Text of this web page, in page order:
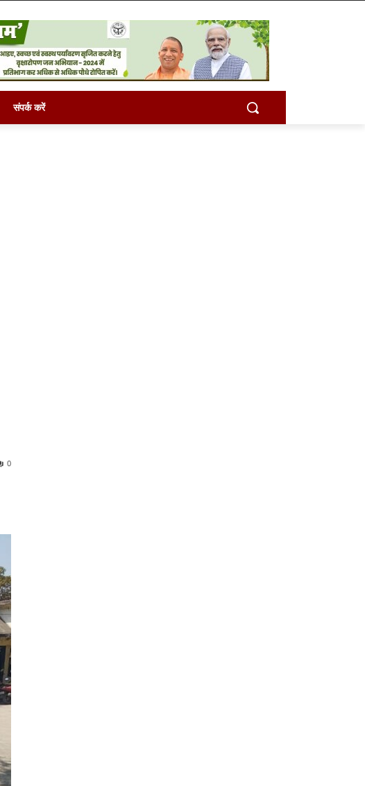
संपर्क करें
0